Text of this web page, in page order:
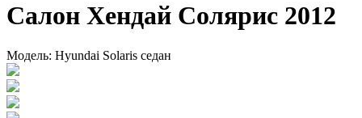
Салон Хендай Солярис 2012
Модель: Hyundai Solaris седан